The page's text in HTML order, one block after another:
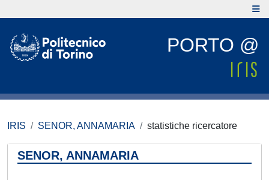
PORTO @
IRIS SENOR, ANNAMARIA statistiche ricercatore
SENOR, ANNAMARIA